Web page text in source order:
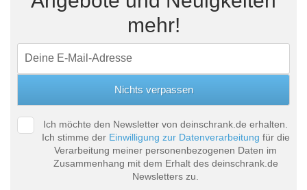
mehr!
Ich möchte den Newsletter von deinschrank.de erhalten.
Ich stimme der Einwilligung zur Datenverarbeitung für die
Verarbeitung meiner personenbezogenen Daten im
Zusammenhang mit dem Erhalt des deinschrank.de
Newsletters zu.